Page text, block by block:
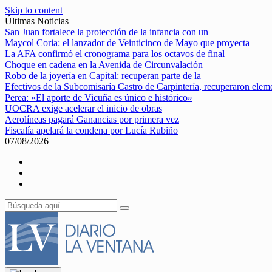
Skip to content
Últimas Noticias
San Juan fortalece la protección de la infancia con un
Maycol Coria: el lanzador de Veinticinco de Mayo que proyecta
La AFA confirmó el cronograma para los octavos de final
Choque en cadena en la Avenida de Circunvalación
Robo de la joyería en Capital: recuperan parte de la
Efectivos de la Subcomisaría Castro de Carpintería, recuperaron
Perea: «El aporte de Vicuña es único e histórico»
UOCRA exige acelerar el inicio de obras
Aerolíneas pagará Ganancias por primera vez
Fiscalía apelará la condena por Lucía Rubiño
07/08/2026